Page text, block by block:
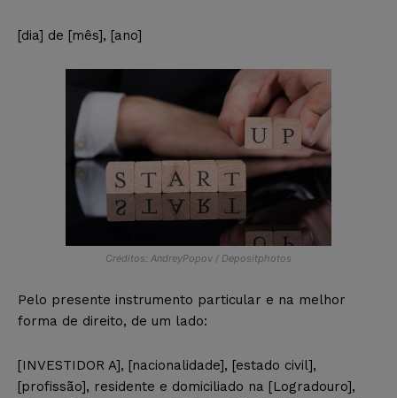
[dia] de [mês], [ano]
Créditos: AndreyPopov / Depositphotos
Pelo presente instrumento particular e na melhor
forma de direito, de um lado:
[INVESTIDOR A], [nacionalidade], [estado civil],
[profissão], residente e domiciliado na [Logradouro],